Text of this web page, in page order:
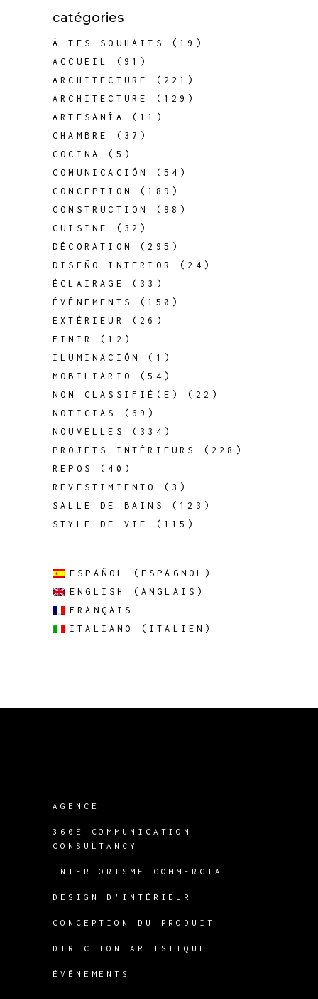
catégories
À TES SOUHAITS
(19)
ACCUEIL
(91)
ARCHITECTURE
(221)
ARCHITECTURE
(129)
ARTESANÍA
(11)
CHAMBRE
(37)
COCINA
(5)
COMUNICACIÓN
(54)
CONCEPTION
(189)
CONSTRUCTION
(98)
CUISINE
(32)
DÉCORATION
(295)
DISEÑO INTERIOR
(24)
ÉCLAIRAGE
(33)
ÉVÉNEMENTS
(150)
EXTÉRIEUR
(26)
FINIR
(12)
ILUMINACIÓN
(1)
MOBILIARIO
(54)
NON CLASSIFIÉ(E)
(22)
NOTICIAS
(69)
NOUVELLES
(334)
PROJETS INTÉRIEURS
(228)
REPOS
(40)
REVESTIMIENTO
(3)
SALLE DE BAINS
(123)
STYLE DE VIE
(115)
ESPAÑOL ( ESPAGNOL )
ENGLISH
( ANGLAIS )
FRANÇAIS
ITALIANO
( ITALIEN )
AGENCE
360E COMMUNICATION
CONSULTANCY
INTERIORISME COMMERCIAL
DESIGN D’INTÉRIEUR
CONCEPTION DU PRODUIT
DIRECTION ARTISTIQUE
ÉVÉNEMENTS